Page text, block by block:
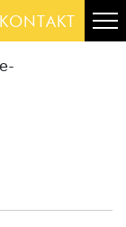
KONTAKT